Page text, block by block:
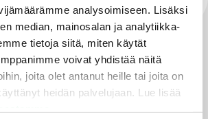
analysoimiseen. Lisäksi
median, mainosalan ja analytiikka-
tietoja siitä, miten käytät
voivat yhdistää näitä
joita olet antanut heille tai joita on
heidän palvelujaan. Lue lisää
ja kuvat